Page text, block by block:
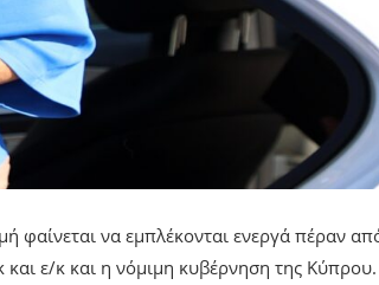
φαίνεται να εμπλέκονται ενεργά πέραν
ε/κ και η νόμιμη κυβέρνηση της Κύπρου.